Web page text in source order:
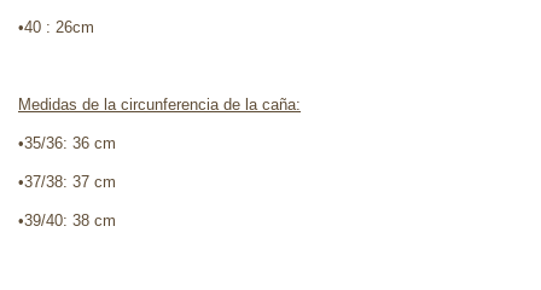
•40 : 26cm
Medidas de la circunferencia de la caña:
•35/36: 36 cm
•37/38: 37 cm
•39/40: 38 cm